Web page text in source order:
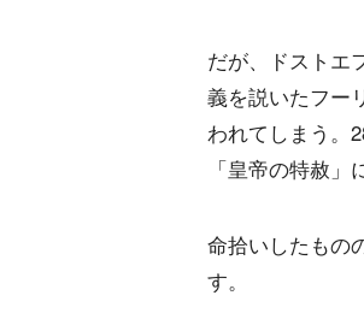
だが、ドストエ
義を説いたフー
われてしまう。
「皇帝の特赦」
命拾いしたもの
す。